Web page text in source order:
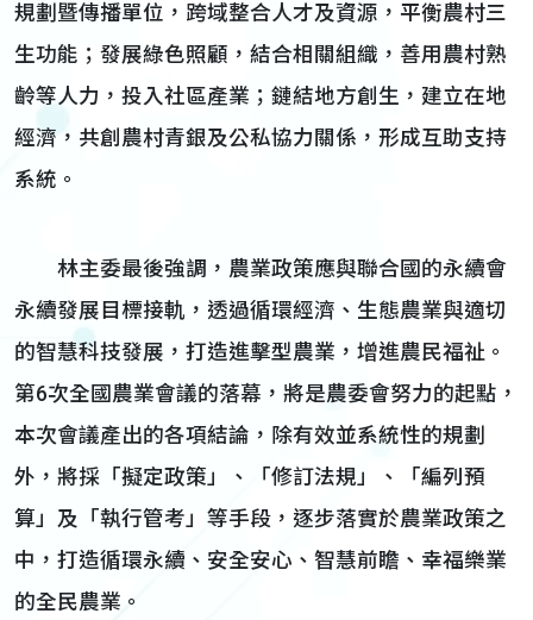
規劃暨傳播單位，跨域整合人才及資源，平衡農村三
生功能；發展綠色照顧，結合相關組織，善用農村熟
齡等人力，投入社區產業；鏈結地方創生，建立在地
經濟，共創農村青銀及公私協力關係，形成互助支持
系統。
林主委最後強調，農業政策應與聯合國的永續會
永續發展目標接軌，透過循環經濟、生態農業與適切
的智慧科技發展，打造進擊型農業，增進農民福祉。
第6次全國農業會議的落幕，將是農委會努力的起點，
本次會議產出的各項結論，除有效並系統性的規劃
外，將採「擬定政策」、「修訂法規」、「編列預
算」及「執行管考」等手段，逐步落實於農業政策之
中，打造循環永續、安全安心、智慧前瞻、幸福樂業
的全民農業。